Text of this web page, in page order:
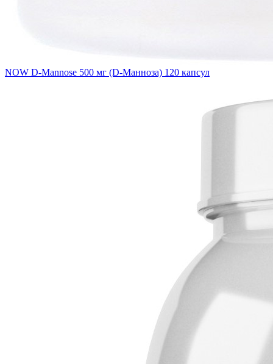
NOW D-Mannose 500 мг (D-Манноза) 120 капсул